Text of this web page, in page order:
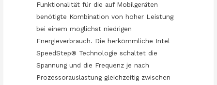
Funktionalität für die auf Mobilgeräten
benötigte Kombination von hoher Leistung
bei einem möglichst niedrigen
Energieverbrauch. Die herkömmliche Intel
SpeedStep® Technologie schaltet die
Spannung und die Frequenz je nach
Prozessorauslastung gleichzeitig zwischen